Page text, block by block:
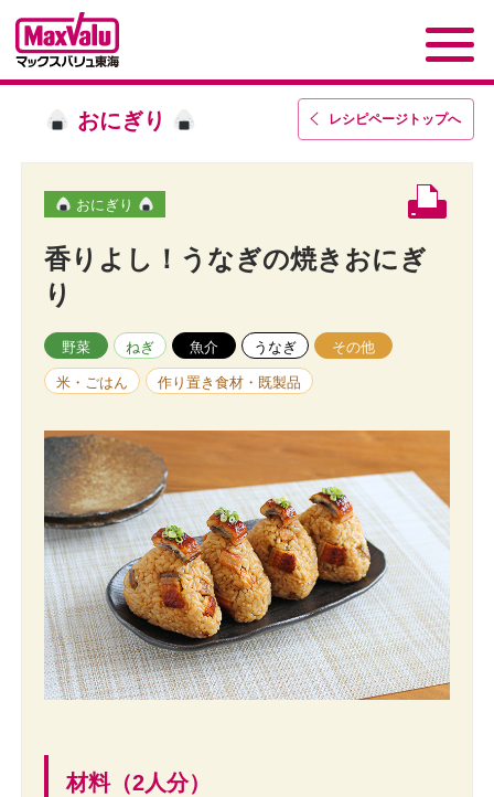
レシピページトップへ
おにぎり
おにぎり
香りよし！うなぎの焼きおにぎ
り
野菜 ねぎ 魚介 うなぎ その他
米・ごはん 作り置き食材・既製品
材料（2人分）